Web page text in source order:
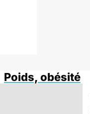
Poids, obésité